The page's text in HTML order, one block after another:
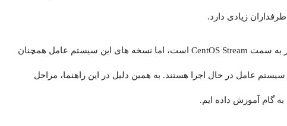
زیادی دارد.
اگرچه پروژه CentOS به‌صورت رسمی در حال تغییر مسیر به سمت CentOS Stream است، اما نسخه های این سیستم عامل همچنان
عامل در حال اجرا هستند. به همین دلیل در این راهنما، مراحل
گام آموزش داده ایم.